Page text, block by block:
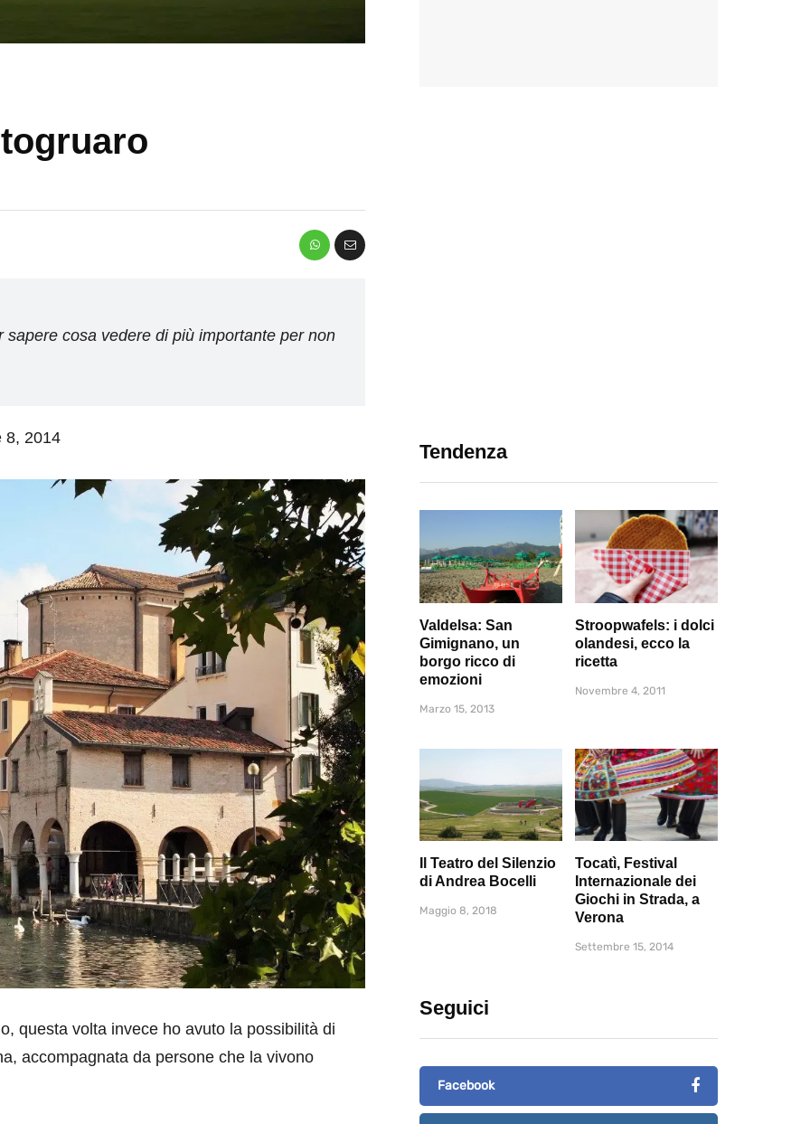
cosa vedere di più importante per non
8, 2014
questa volta invece ho avuto la possibilità di
accompagnata da persone che la vivono
Tendenza
Valdelsa: San
Gimignano, un
borgo ricco di
emozioni
Marzo 15, 2013
Stroopwafels: i dolci
olandesi, ecco la
ricetta
Novembre 4, 2011
Il Teatro del Silenzio
di Andrea Bocelli
Maggio 8, 2018
Tocatì, Festival
Internazionale dei
Giochi in Strada, a
Verona
Settembre 15, 2014
Seguici
Facebook